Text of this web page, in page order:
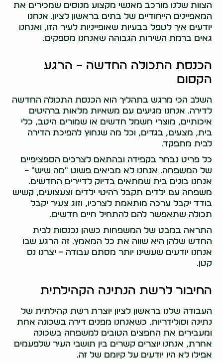
הצוות שלנו מורכב מאנשי מקצוע מנוסים שמכירים את
המאפיינים הייחודיים של בתים בראשון לציון. אנחנו
יודעים איך לטפל בבעיות שאופייניות לעיר הזו, ואנחנו
גאים ברמת השירות הגבוהה שאנחנו מספקים.
הכנסת התכולה החדשה – הרגע
הקסום
השלב הכי מרגש בתהליך הוא הכנסת התכולה החדשה
לדירה. אנחנו מגיעים עם משאיות מלאות ברהיטים
איכותיים, מוצרי חשמל חדשים או שמורים היטב, כלי
בית, מצעים, בגדים, וכל מה שנחוץ להפיכת הדירה
לבית מתפקד.
כל פריט נבחר בקפידה ובהתאם לצרכים הספציפיים
של המשפחה. אנחנו לא מביאים פשוט "מה שיש" –
אנחנו בונים בית שמתאים בדיוק לדיירים החדשים.
משפחה עם ילדים תקבל רהיטי ילדים וצעצועים, קשיש
בודד יקבל ערכה מותאמת לצרכיו, וזוג צעיר יקבל
תכולה שתאפשר להם להתחיל חיים חדשים.
התראה במבט של המשפחות כשהן נכנסות לבית
החדש שלהן היא שווה את כל המאמץ. זה הרגע שבו
אנחנו יודעים שעשינו יותר מסתם עבודה – יצרנו נס
קטן.
החיבור לרשת הנתינה הקהילתית
העבודה שלנו בראשון לציון יוצרת רשת קהילתית של
נתינה וסולידריות. כשאנחנו מפנים דירה בשכונה אחת
ומעבירים את החפצים הטובים למשפחה בשכונה
אחרת, אנחנו יוצרים קשרים בין תושבי העיר שלפעמים
אפילו לא היו יודעים על קיומם של זה.